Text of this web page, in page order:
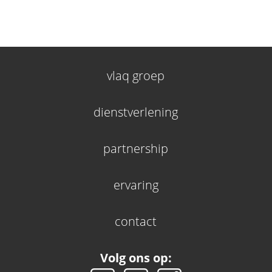
vlaq groep
dienstverlening
partnership
ervaring
contact
Volg ons op: